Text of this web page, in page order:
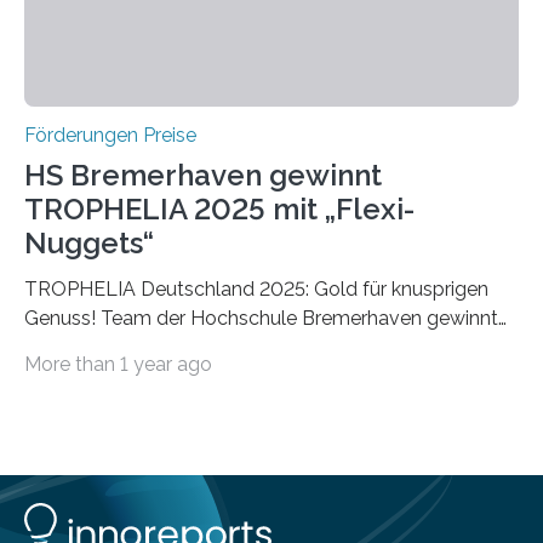
Förderungen Preise
HS Bremerhaven gewinnt
TROPHELIA 2025 mit „Flexi-
Nuggets“
TROPHELIA Deutschland 2025: Gold für knusprigen
Genuss! Team der Hochschule Bremerhaven gewinnt
ECOTROPHELIAMit der Produktidee “Flexi-Nuggets”
Studierende der Lebensmittelwissenschaften und
wurde zum 16. Mal durch den Forschungskreis der
More than 1 year ago